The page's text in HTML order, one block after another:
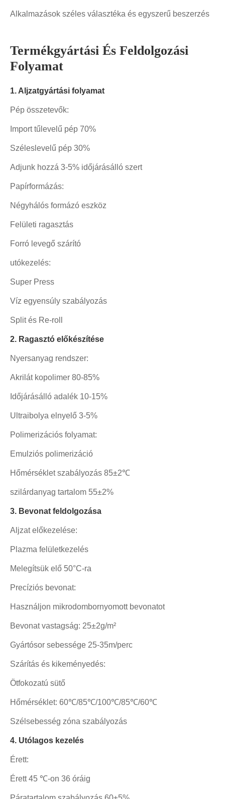
Alkalmazások széles választéka és egyszerű beszerzés
Termékgyártási És Feldolgozási
Folyamat
1. Aljzatgyártási folyamat
Pép összetevők:
Import tűlevelű pép 70%
Széleslevelű pép 30%
Adjunk hozzá 3-5% időjárásálló szert
Papírformázás:
Négyhálós formázó eszköz
Felületi ragasztás
Forró levegő szárító
utókezelés:
Super Press
Víz egyensúly szabályozás
Split és Re-roll
2. Ragasztó előkészítése
Nyersanyag rendszer:
Akrilát kopolimer 80-85%
Időjárásálló adalék 10-15%
Ultraibolya elnyelő 3-5%
Polimerizációs folyamat:
Emulziós polimerizáció
Hőmérséklet szabályozás 85±2℃
szilárdanyag tartalom 55±2%
3. Bevonat feldolgozása
Aljzat előkezelése:
Plazma felületkezelés
Melegítsük elő 50°C-ra
Precíziós bevonat:
Használjon mikrodombornyomott bevonatot
Bevonat vastagság: 25±2g/m²
Gyártósor sebessége 25-35m/perc
Szárítás és kikeményedés:
Ötfokozatú sütő
Hőmérséklet: 60℃/85℃/100℃/85℃/60℃
Szélsebesség zóna szabályozás
4. Utólagos kezelés
Érett:
Érett 45 ℃-on 36 óráig